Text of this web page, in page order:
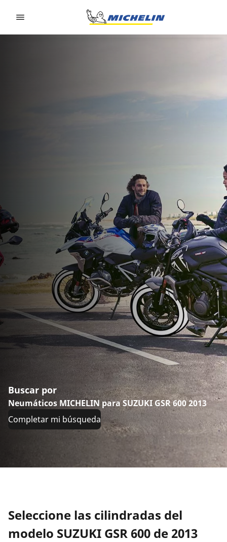
Buscar por
Neumáticos MICHELIN para SUZUKI GSR 600 2013
Completar mi búsqueda
Seleccione las cilindradas del
modelo SUZUKI GSR 600 de 2013